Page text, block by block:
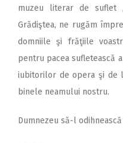
muzeu literar de suflet
Grădiştea, ne rugăm
domniile şi frăţiile
pentru pacea sufletească
iubitorilor de opera şi de
binele neamului nostru.
Dumnezeu să-l